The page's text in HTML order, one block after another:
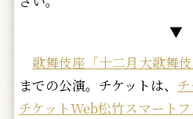
▼
歌舞伎座「十二月大歌舞伎
までの公演。チケットは、
チケットWeb松竹スマートフ